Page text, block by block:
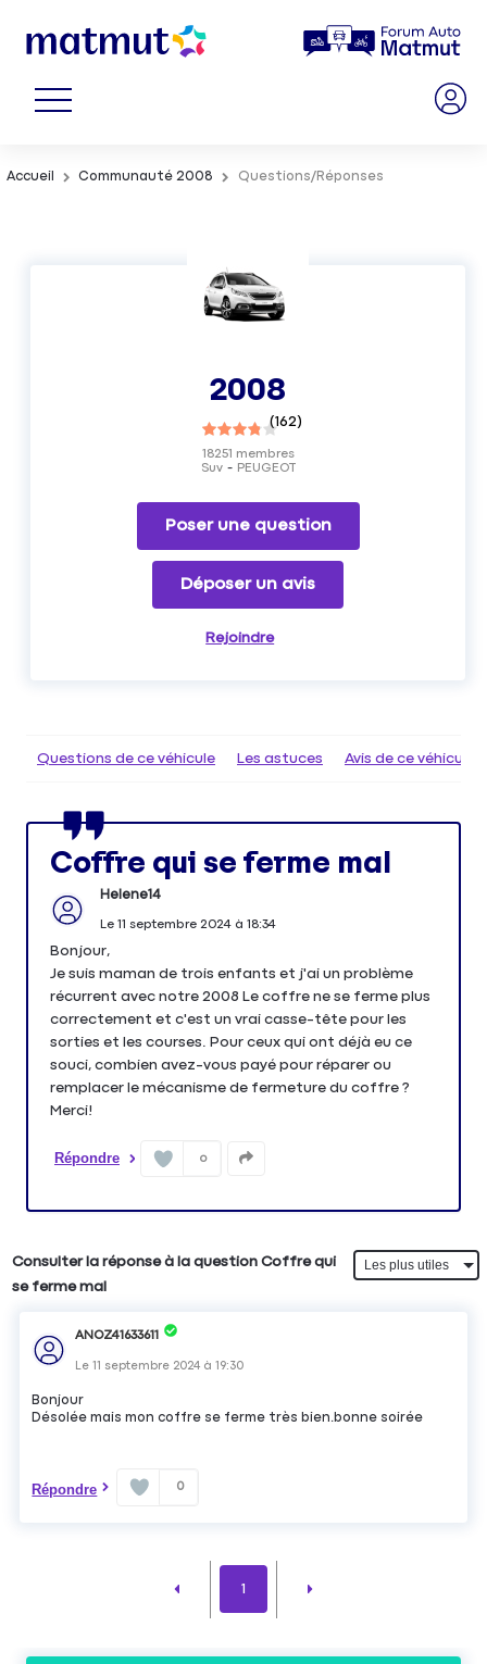
Accueil Communauté 2008 Questions/Réponses
2008
(162)
Suv PEUGEOT
18251 membres
Poser une question
Déposer un avis
Rejoindre
Questions de ce véhicule Les astuces Avis de ce véhicule
Coffre qui se ferme mal
Helene14
Le 11 septembre 2024à 18:34
Bonjour,
Je suis maman de trois enfants et j'ai un problème
récurrent avec notre 2008 Le coffre ne se ferme plus
correctement et c'est un vrai casse-tête pour les
sorties et les courses. Pour ceux qui ont déjà eu ce
souci, combien avez-vous payé pour réparer ou
remplacer le mécanisme de fermeture du coffre ?
Merci!
Répondre 0
Consulter la réponse à la question Coffre qui
se ferme mal
ANOZ41633611
Le11 septembre 2024 à19:30
Bonjour
Désolée mais mon coffre se ferme très bien.bonne soirée
Répondre 0
1